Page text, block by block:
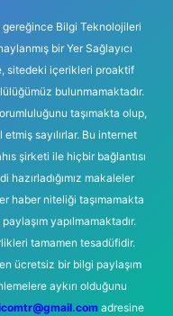
gereğince Bilgi Teknolojileri
bir Yer Sağlayıcı
sitedeki içerikleri proaktif
bulunmamaktadır.
taşımakta olup,
sayılırlar. Bu internet
şirketi ile hiçbir bağlantısı
hazırladığımız makaleler
haber niteliği taşımamakta
yapılmamaktadır.
tamamen tesadüfidir.
ücretsiz bir bilgi paylaşım
aykırı olduğunu
adresine